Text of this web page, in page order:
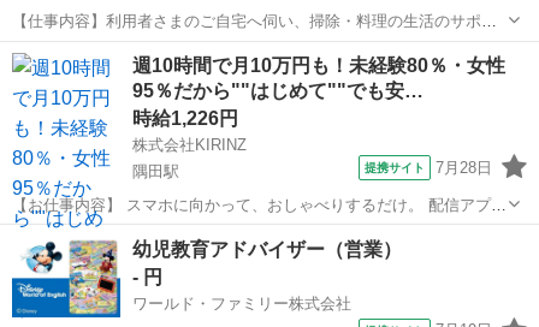
【仕事内容】利用者さまのご自宅へ伺い、掃除・料理の生活のサポー
トが業務メインです! 洗濯したり、掃除機かけたり、洗い物をしたり
介護業務はありません! 対象者の割合:高齢者と障害者は半々です その
他… ・日常生活のアドバイス ・資...
アルバイト・パート
週10時間で月10万円も！未経験80％・女性
95％だから""はじめて""でも安…
時給1,226円
株式会社KIRINZ
隅田駅
提携サイト 7月28日
【お仕事内容】 スマホに向かって、おしゃべりするだけ。 配信アプリ
（17LIVE／Pococha／IRIAM など）でライブ配信するお仕事です。
——————————— 配信内容はぜんぶ自由
——————————— ・今日...
橋本市 隅田駅 イベントスタッフ
幼児教育アドバイザー（営業）
- 円
ワールド・ファミリー株式会社